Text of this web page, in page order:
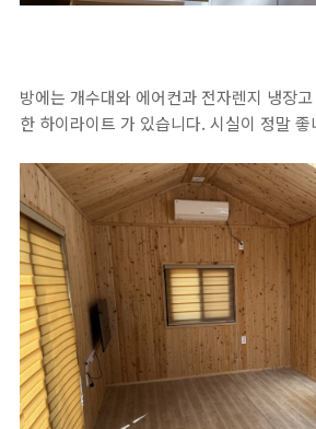
방에는 개수대와 에어컨과 전자렌지 냉장
한 하이라이트 가 있습니다. 시실이 정말 좋